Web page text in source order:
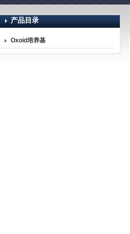
北京诺博莱德科技有限公司
产品目录
Oxoid培养基